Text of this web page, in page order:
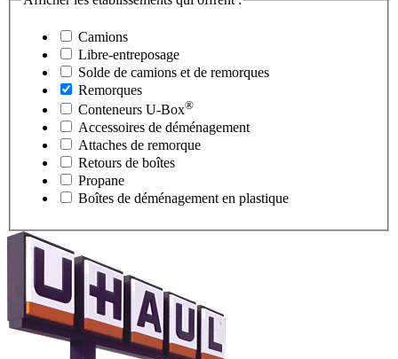
Camions
Libre-entreposage
Solde de camions et de remorques
Remorques
Conteneurs U-Box®
Accessoires de déménagement
Attaches de remorque
Retours de boîtes
Propane
Boîtes de déménagement en plastique